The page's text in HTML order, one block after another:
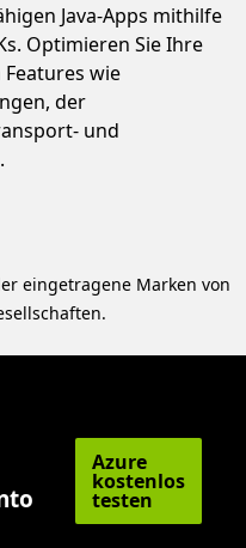
Java-Apps mithilfe
Optimieren Sie Ihre
wie
der
und
eingetragene Marken von
Azure
kostenlos
testen